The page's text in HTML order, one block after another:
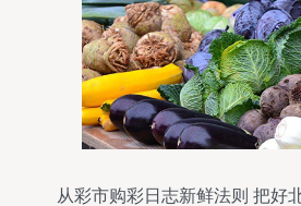
从彩市购彩日志新鲜法则 把好